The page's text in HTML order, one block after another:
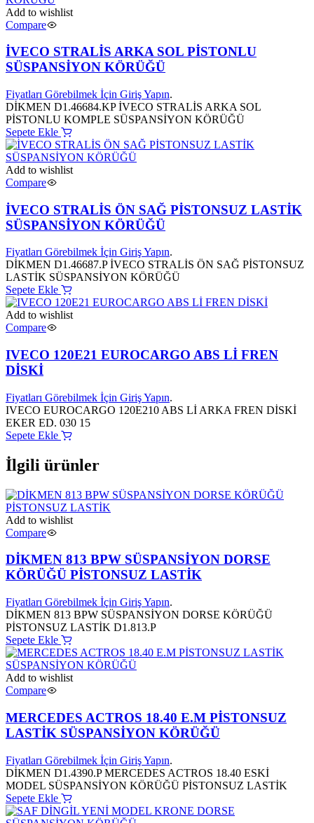
Add to wishlist
Compare
İVECO STRALİS ARKA SOL PİSTONLU
SÜSPANSİYON KÖRÜĞÜ
Fiyatları Görebilmek İçin Giriş Yapın.
DİKMEN D1.46684.KP İVECO STRALİS ARKA SOL
PİSTONLU KOMPLE SÜSPANSİYON KÖRÜĞÜ
Sepete Ekle
Add to wishlist
Compare
İVECO STRALİS ÖN SAĞ PİSTONSUZ LASTİK
SÜSPANSİYON KÖRÜĞÜ
Fiyatları Görebilmek İçin Giriş Yapın.
DİKMEN D1.46687.P İVECO STRALİS ÖN SAĞ PİSTONSUZ
LASTİK SÜSPANSİYON KÖRÜĞÜ
Sepete Ekle
Add to wishlist
Compare
IVECO 120E21 EUROCARGO ABS Lİ FREN
DİSKİ
Fiyatları Görebilmek İçin Giriş Yapın.
IVECO EUROCARGO 120E210 ABS Lİ ARKA FREN DİSKİ
EKER ED. 030 15
Sepete Ekle
İlgili ürünler
Add to wishlist
Compare
DİKMEN 813 BPW SÜSPANSİYON DORSE
KÖRÜĞÜ PİSTONSUZ LASTİK
Fiyatları Görebilmek İçin Giriş Yapın.
DİKMEN 813 BPW SÜSPANSİYON DORSE KÖRÜĞÜ
PİSTONSUZ LASTİK D1.813.P
Sepete Ekle
Add to wishlist
Compare
MERCEDES ACTROS 18.40 E.M PİSTONSUZ
LASTİK SÜSPANSİYON KÖRÜĞÜ
Fiyatları Görebilmek İçin Giriş Yapın.
DİKMEN D1.4390.P MERCEDES ACTROS 18.40 ESKİ
MODEL SÜSPANSİYON KÖRÜĞÜ PİSTONSUZ LASTİK
Sepete Ekle